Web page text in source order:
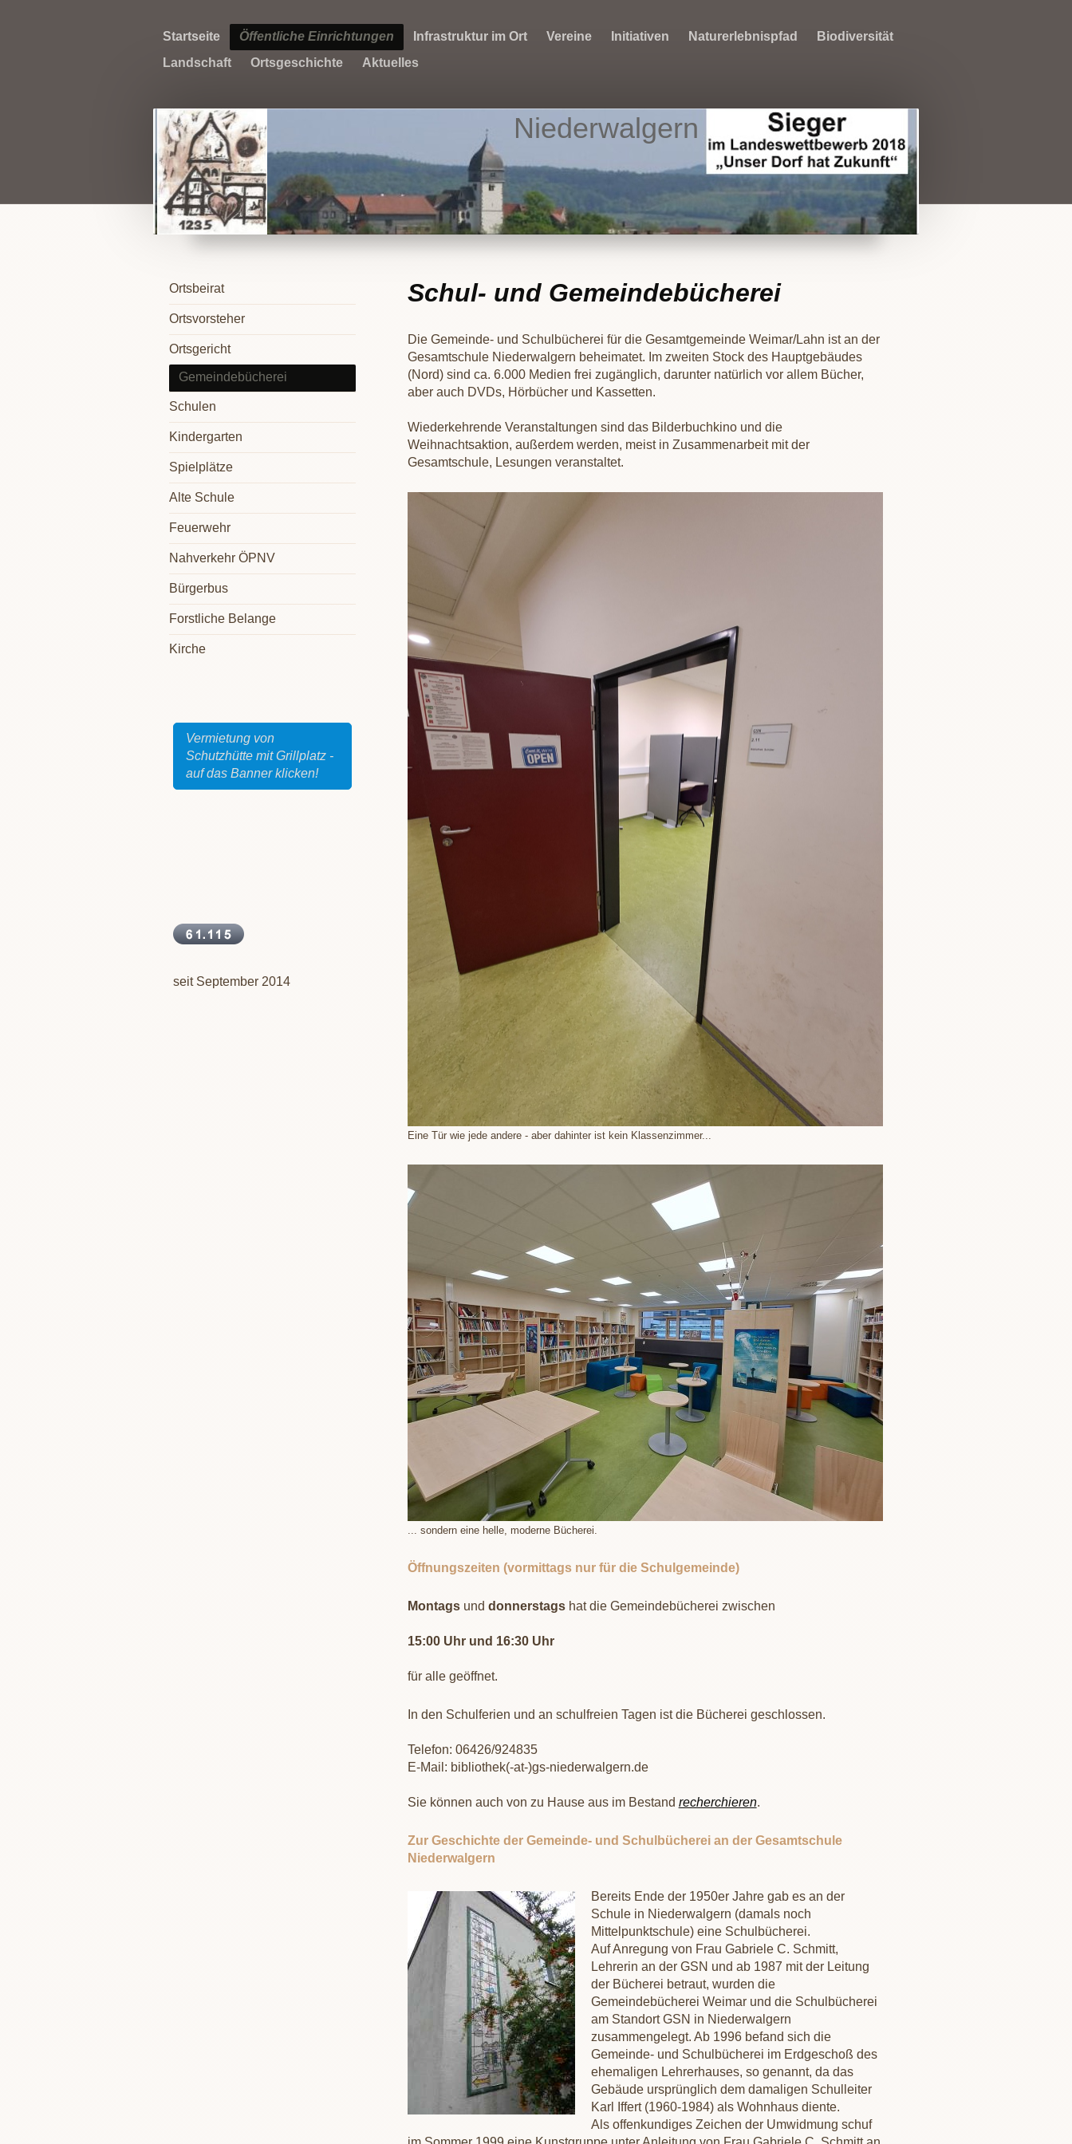
Startseite Öffentliche Einrichtungen Infrastruktur im Ort Vereine Initiativen Naturerlebnispfad
Biodiversität
Landschaft
Ortsgeschichte Aktuelles
Niederwalgern
Schul- und Gemeindebücherei
Die Gemeinde- und Schulbücherei für die Gesamtgemeinde Weimar/Lahn ist an der
Gesamtschule Niederwalgern beheimatet. Im zweiten Stock des Hauptgebäudes
(Nord) sind ca. 6.000 Medien frei zugänglich, darunter natürlich vor allem Bücher,
aber auch DVDs, Hörbücher und Kassetten.
Wiederkehrende Veranstaltungen sind das Bilderbuchkino und die
Weihnachtsaktion, außerdem werden, meist in Zusammenarbeit mit der
Gesamtschule, Lesungen veranstaltet.
Eine Tür wie jede andere - aber dahinter ist kein Klassenzimmer...
... sondern eine helle, moderne Bücherei.
Öffnungszeiten (vormittags nur für die Schulgemeinde)
Montagsund donnerstagshat die Gemeindebücherei zwischen
15:00 Uhr und 16:30 Uhr
für alle geöffnet.
In den Schulferien und an schulfreien Tagen ist die Bücherei geschlossen.
Telefon: 06426/924835
E-Mail: bibliothek(-at-)gs-niederwalgern.de
Sie können auch von zu Hause aus im Bestand recherchieren.
Zur Geschichte der Gemeinde- und Schulbücherei an der Gesamtschule
Niederwalgern
Bereits Ende der 1950er Jahre gab es an der
Schule in Niederwalgern (damals noch
Mittelpunktschule) eine Schulbücherei.
Auf Anregung von Frau Gabriele C. Schmitt,
Lehrerin an der GSN und ab 1987 mit der Leitung
der Bücherei betraut, wurden die
Gemeindebücherei Weimar und die Schulbücherei
am Standort GSN in Niederwalgern
zusammengelegt. Ab 1996 befand sich die
Gemeinde- und Schulbücherei im Erdgeschoß des
ehemaligen Lehrerhauses, so genannt, da das
Gebäude ursprünglich dem damaligen Schulleiter
Karl Iffert (1960-1984) als Wohnhaus diente.
Als offenkundiges Zeichen der Umwidmung schuf
Ortsbeirat
Ortsvorsteher
Ortsgericht
Gemeindebücherei
Schulen
Kindergarten
Spielplätze
Alte Schule
Feuerwehr
Nahverkehr ÖPNV
Bürgerbus
Forstliche Belange
Kirche
Vermietung von
Schutzhütte mit Grillplatz -
auf das Banner klicken!
seit September 2014